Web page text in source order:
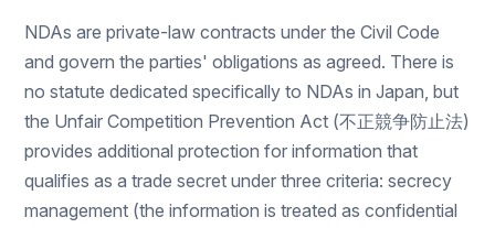
NDAs are private-law contracts under the Civil Code
and govern the parties' obligations as agreed. There is
no statute dedicated specifically to NDAs in Japan, but
the Unfair Competition Prevention Act (不正競争防止法)
provides additional protection for information that
qualifies as a trade secret under three criteria: secrecy
management (the information is treated as confidential